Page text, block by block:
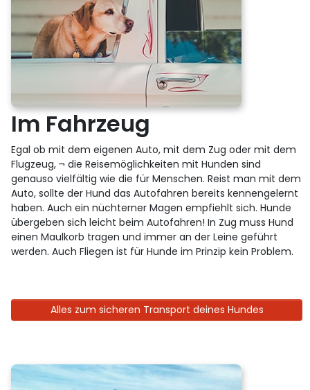
Im Fahrzeug
Egal ob mit dem eigenen Auto, mit dem Zug oder mit dem
Flugzeug, ¬ die Reisemöglichkeiten mit Hunden sind
genauso vielfältig wie die für Menschen. Reist man mit dem
Auto, sollte der Hund das Autofahren bereits kennengelernt
haben. Auch ein nüchterner Magen empfiehlt sich. Hunde
übergeben sich leicht beim Autofahren! In Zug muss Hund
einen Maulkorb tragen und immer an der Leine geführt
werden. Auch Fliegen ist für Hunde im Prinzip kein Problem.
Alles zum sicheren Transport deines Hundes